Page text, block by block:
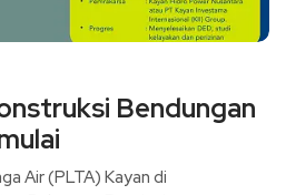
Bendungan
Air (PLTA) Kayan di